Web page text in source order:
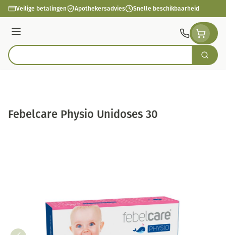
Ga naar de inhoud
Veilige betalingen Apothekersadvies Snelle beschikbaarheid
Menu
Product, merk, categorie... Zoek
Febelcare Physio Unidoses 30